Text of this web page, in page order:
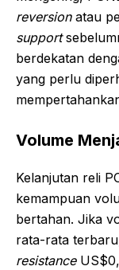
reversionatau
support
berdekatan
yang perlu
Volume
Kelanjutan reli
kemampuan
bertahan. Jika
rata-rata
resistance